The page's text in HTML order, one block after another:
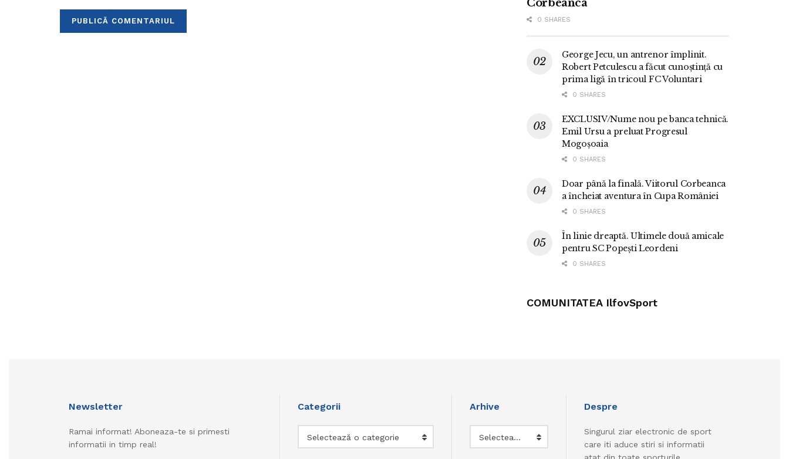
Corbeanca
0 SHARES
George Jecu, un antrenor împlinit.
Robert Petculescu a făcut cunoștință cu
prima ligă în tricoul FC Voluntari
0 SHARES
EXCLUSIV/Nume nou pe banca tehnică.
Emil Ursu a preluat Progresul
Mogoșoaia
0 SHARES
Doar până la finală. Viitorul Corbeanca
a încheiat aventura în Cupa României
0 SHARES
În linie dreaptă. Ultimele două amicale
pentru SC Popești Leordeni
0 SHARES
COMUNITATEA IlfovSport
Newsletter
Ramai informat! Aboneaza-te si primesti
informatii in timp real!
Categorii
Selectează o categorie
Arhive
Selectează luna
Despre
Singurul ziar electronic de sport
care iti aduce stiri si informatii